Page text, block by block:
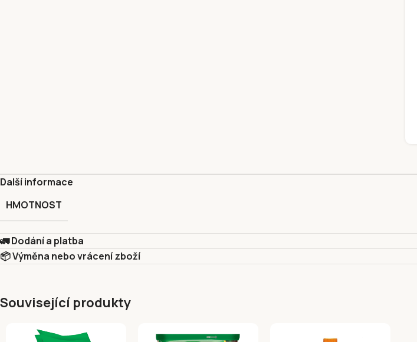
Další informace
HMOTNOST
🚛 Dodání a platba
📦 Výměna nebo vrácení zboží
Související produkty